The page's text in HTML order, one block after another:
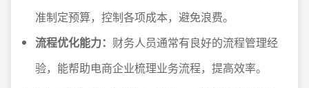
准制定预算，控制各项成本，避免浪费。
流程优化能力： 财务人员通常有良好的流程管理经
验，能帮助电商企业梳理业务流程，提高效率。